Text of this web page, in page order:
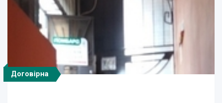
Договірна
Договірна
Договірна